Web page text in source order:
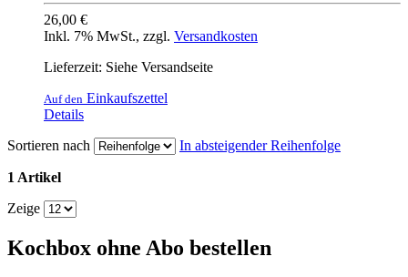
26,00 €
Inkl. 7% MwSt., zzgl. Versandkosten
Lieferzeit: Siehe Versandseite
Auf den Einkaufszettel
Details
Sortieren nach
In absteigender Reihenfolge
1 Artikel
Zeige
Kochbox ohne Abo bestellen